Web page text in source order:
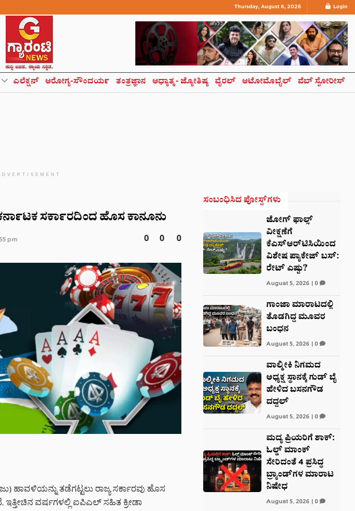
Thursday, August 6, 2026 Login
ಎಲೆಕ್ಷನ್ ಆರೋಗ್ಯ-ಸೌಂದರ್ಯ ತಂತ್ರಜ್ಞಾನ ಆಧ್ಯಾತ್ಮ- ಜ್ಯೋತಿಷ್ಯ ವೈರಲ್ ಆಟೋಮೊಬೈಲ್ ವೆಬ್ ಸ್ಟೋರೀಸ್
ಸರ್ಕಾರದಿಂದ ಹೊಸ ಕಾನೂನು
pm 0 0 0
ಹಾವಳಿಯನ್ನು ತಡೆಗಟ್ಟಲು ರಾಜ್ಯ ಸರ್ಕಾರವು ಹೊಸ
ಇತ್ತೀಚಿನ ವರ್ಷಗಳಲ್ಲಿ ಐಪಿಎಲ್ ಸಹಿತ ಕ್ರೀಡಾ
ಸಂಬಂಧಿಸಿದ ಪೋಸ್ಟ್‌ಗಳು
ಜೋಗ್ ಫಾಲ್ಸ್
ವೀಕ್ಷಣೆಗೆ
ಕೆಎಸ್‌ಆರ್‌ಟಿಸಿಯಿಂದ
ವಿಶೇಷ ಪ್ಯಾಕೇಜ್ ಬಸ್:
ರೇಟ್‌ ಎಷ್ಟು?
August 5, 2026| 0
ಗಾಂಜಾ ಮಾರಾಟದಲ್ಲಿ
ತೊಡಗಿದ್ದ ಮೂವರ
ಬಂಧನ
August 5, 2026| 0
ವಾಲ್ಮೀಕಿ ನಿಗಮದ
ಅಧ್ಯಕ್ಷ ಸ್ಥಾನಕ್ಕೆ ಗುಡ್‌ ಬೈ
ಹೇಳಿದ ಬಸನಗೌಡ
ದದ್ದಲ್
August 5, 2026| 0
ಮದ್ಯ ಪ್ರಿಯರಿಗೆ ಶಾಕ್:
ಓಲ್ಡ್ ಮಾಂಕ್
ಸೇರಿದಂತೆ 4 ಪ್ರಸಿದ್ಧ
ಬ್ರ್ಯಾಂಡ್‌ಗಳ ಮಾರಾಟ
ನಿಷೇಧ
August 5, 2026| 0